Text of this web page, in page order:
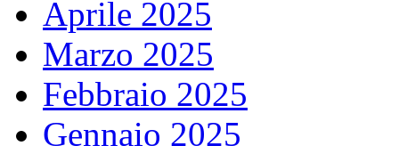
Aprile 2025
Marzo 2025
Febbraio 2025
Gennaio 2025